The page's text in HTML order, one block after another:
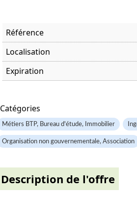
Référence
Localisation
Expiration
Catégories
Métiers BTP, Bureau d'étude, Immobilier
Organisation non gouvernementale, Association
Description de l'offre